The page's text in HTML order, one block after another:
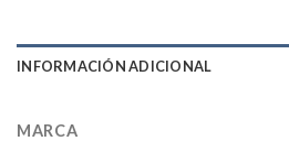
INFORMACIÓN ADICIONAL
MARCA